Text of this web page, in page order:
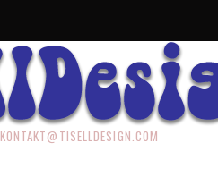
KONTAKT@TISELLDESIGN.COM